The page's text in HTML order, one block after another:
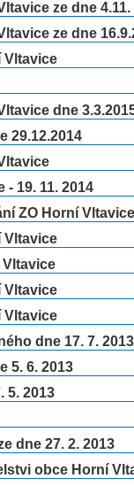
ze dne 4.11.
ze dne
Vltavice
dne
29.12.2014
- 19. 11. 2014
ZO Horní
Vltavice
Vltavice
Vltavice
Vltavice
dne 17. 7. 2013
5. 6. 2013
5. 2013
dne 27. 2. 2013
obce Horní